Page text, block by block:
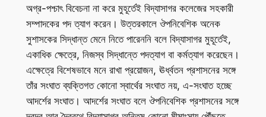
অগ্র-পশ্চাৎ বিবেচনা না করে মুহূর্তেই বিদ্যাসাগর কলেজের সহকারী
সম্পাদকের পদ ত্যাগ করেন। উত্তরকালে ঔপনিবেশিক অনেক
সুশাসকের সিদ্ধান্ত মেনে নিতে পারেননি বলে বিদ্যাসাগর মুহূর্তেই,
একাধিক ক্ষেত্রে, নিজস্ব সিদ্ধান্তে পদত্যাগ বা কর্মত্যাগ করেছেন।
এক্ষেত্রে বিশেষভাবে মনে রাখা প্রয়োজন, ঊর্ধ্বতন প্রশাসনের সঙ্গে
তাঁর সংঘাত ব্যক্তিগত কোনো স্বার্থের সংঘাত নয়, এ-সংঘাত হচ্ছে
আদর্শের সংঘাত। আদর্শের সংঘাত বলে ঔপনিবেশিক প্রশাসনের সঙ্গে